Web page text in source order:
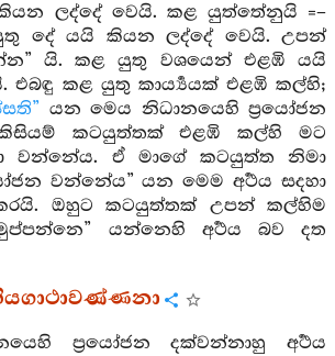
ලද්දේ වෙයි. කළ යුත්තේනුයි =–
දේ යයි කියන ලද්දේ වෙයි. උපන්
යි. කළ යුතු වශයෙන් එළඹි යයි
එබඳු කළ යුතු කාර්‍ය්‍යයක් එළඹි කල්හි;
යන මෙය නිධානයෙහි ප්‍රයෝජන
කිසියම් කටයුත්තක් එළඹි කල්හි මට
වන්නේය. ඒ මාගේ කටයුත්ත නිමා
වන්නේය” යන මෙම අර්‍ථය සදහා
ඔහුට කටයුත්තක් උපන් කල්හිම
යන්නෙහි අර්‍ථය බව දත
ප්‍රයෝජන දක්වන්නාහු අර්‍ථය